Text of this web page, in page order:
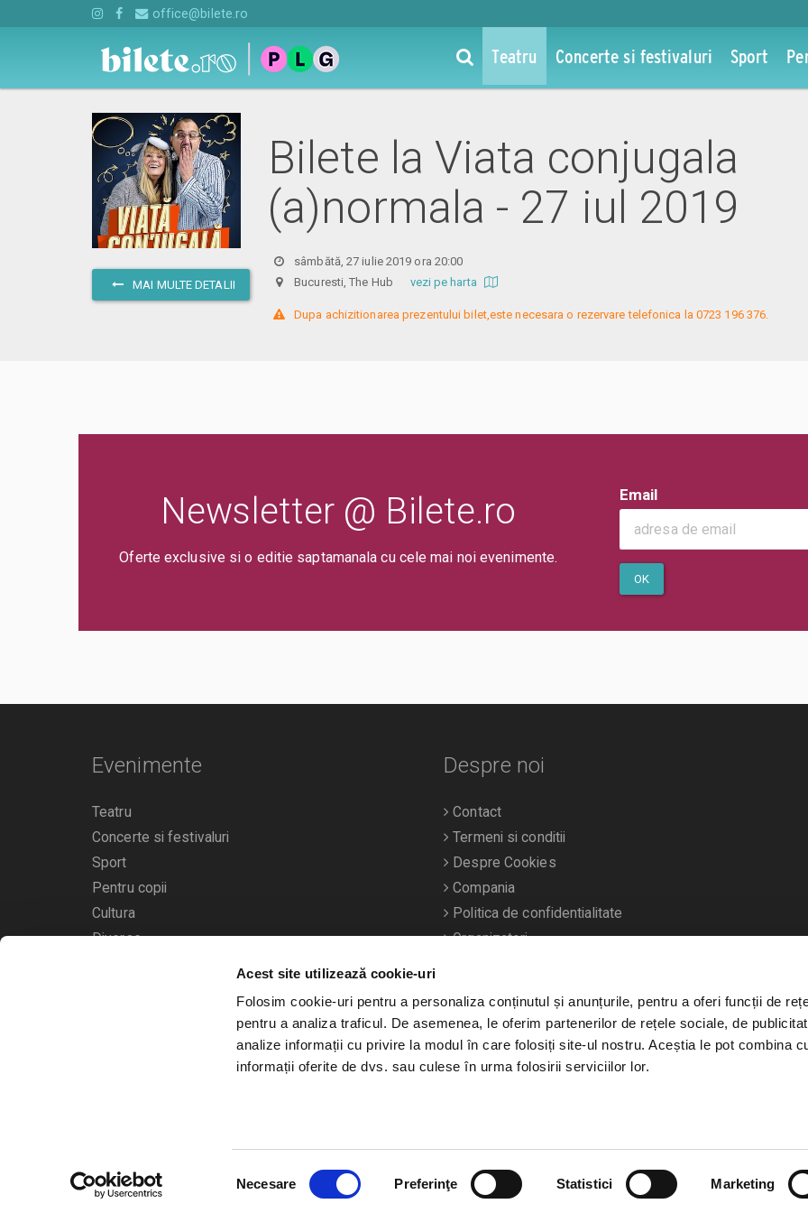
Acest site utilizează cookie-uri
Folosim cookie-uri pentru a personaliza conținutul și anunțurile, pentru a oferi funcții de
pentru a analiza traficul. De asemenea, le oferim partenerilor de rețele sociale, de
analize informații cu privire la modul în care folosiți site-ul nostru. Aceștia le pot combina
informații oferite de dvs. sau culese în urma folosirii serviciilor lor.
consimțământului
Necesare Preferinţe Statistici Marketing
office@bilete.ro
Teatru Concerte si festivaluri Sport
MAI MULTE DETALII
Bilete la Viata conjugala
(a)normala - 27 iul 2019
sâmbătă, 27 iulie 2019 ora 20:00
Bucuresti, The Hub vezi pe harta
Dupa achizitionarea prezentului bilet,este necesara o rezervare telefonica la 0723 196 376.
Newsletter @ Bilete.ro
Oferte exclusive si o editie saptamanala cu cele mai noi evenimente.
Email
OK
Evenimente
Teatru
Concerte si festivaluri
Sport
Pentru copii
Cultura
Diverse
Calendarul evenimentelor
Despre noi
Contact
Termeni si conditii
Despre Cookies
Compania
Politica de confidentialitate
Organizatori
Bilete.ro
A.N.P.C.
O.D.R.